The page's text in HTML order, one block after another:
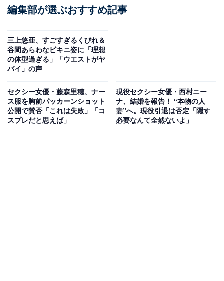
編集部が選ぶおすすめ記事
三上悠亜、すごすぎるくびれ＆
谷間あらわなビキニ姿に「理想
の体型過ぎる」「ウエストがヤ
バイ」の声
セクシー女優・藤森里穂、ナー
ス服を胸前パッカーンショット
公開で賛否「これは失敗」「コ
スプレだと思えば」
現役セクシー女優・西村ニー
ナ、結婚を報告！ “本物の人
妻”へ。現役引退は否定「隠す
必要なんて全然ないよ」